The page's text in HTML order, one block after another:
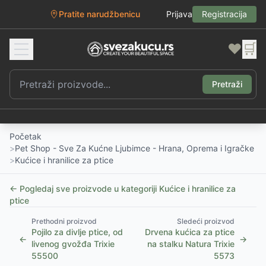
Pratite narudžbenicu Prijava Registracija
❤️ 🛒
Pretraži
Početak
>Pet Shop - Sve Za Kućne Ljubimce - Hrana, Oprema i Igračke
>Kućice i hranilice za ptice
← Pogledaj sve proizvode u kategoriji Kućice i hranilice za
ptice
←
Prethodni proizvod
Pojilo za divlje ptice, od
livenog gvožđa Trixie
55500
Sledeći proizvod
Drvena kućica za ptice
na stalku Natura Trixie
5573
→